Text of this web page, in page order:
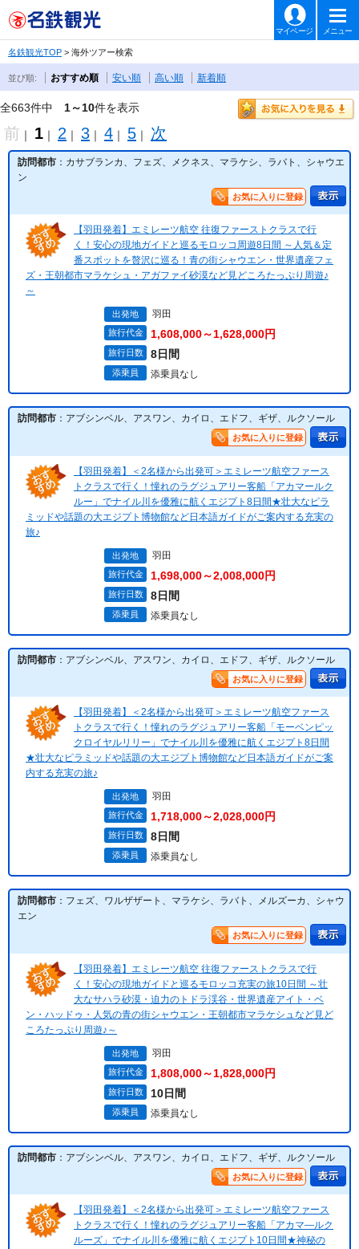
マイページ メニュー
名鉄観光TOP > 海外ツアー検索
並び順: おすすめ順 安い順 高い順 新着順
全663件中 1～10件を表示
前 ｜ 1 ｜ 2 ｜ 3 ｜ 4 ｜ 5 ｜ 次
訪問都市 ：カサブランカ、フェズ、メクネス、マラケシ、ラバト、シャウエ
ン
お気に入りに登録
【羽田発着】エミレーツ航空 往復ファーストクラスで行
く！安心の現地ガイドと巡るモロッコ周遊8日間 ～人気＆定
番スポットを贅沢に巡る！青の街シャウエン・世界遺産フェ
ズ・王朝都市マラケシュ・アガファイ砂漠など見どころたっぷり周遊♪
～
出発地 羽田
旅行代金 1,608,000～1,628,000円
旅行日数 8日間
添乗員 添乗員なし
訪問都市 ：アブシンベル、アスワン、カイロ、エドフ、ギザ、ルクソール
お気に入りに登録
【羽田発着】＜2名様から出発可＞エミレーツ航空ファース
トクラスで行く！憧れのラグジュアリー客船「アカマールク
ルー」でナイル川を優雅に航くエジプト8日間★壮大なピラ
ミッドや話題の大エジプト博物館など日本語ガイドがご案内する充実の
旅♪
出発地 羽田
旅行代金 1,698,000～2,008,000円
旅行日数 8日間
添乗員 添乗員なし
訪問都市 ：アブシンベル、アスワン、カイロ、エドフ、ギザ、ルクソール
お気に入りに登録
【羽田発着】＜2名様から出発可＞エミレーツ航空ファース
トクラスで行く！憧れのラグジュアリー客船「モーベンピッ
クロイヤルリリー」でナイル川を優雅に航くエジプト8日間
★壮大なピラミッドや話題の大エジプト博物館など日本語ガイドがご案
内する充実の旅♪
出発地 羽田
旅行代金 1,718,000～2,028,000円
旅行日数 8日間
添乗員 添乗員なし
訪問都市 ：フェズ、ワルザザート、マラケシ、ラバト、メルズーカ、シャウ
エン
お気に入りに登録
【羽田発着】エミレーツ航空 往復ファーストクラスで行
く！安心の現地ガイドと巡るモロッコ充実の旅10日間 ～壮
大なサハラ砂漠・迫力のトドラ渓谷・世界遺産アイト・ベ
ン・ハッドゥ・人気の青の街シャウエン・王朝都市マラケシュなど見ど
ころたっぷり周遊♪～
出発地 羽田
旅行代金 1,808,000～1,828,000円
旅行日数 10日間
添乗員 添乗員なし
訪問都市 ：アブシンベル、アスワン、カイロ、エドフ、ギザ、ルクソール
お気に入りに登録
【羽田発着】＜2名様から出発可＞エミレーツ航空ファース
トクラスで行く！憧れのラグジュアリー客船「アカマ―ルク
ルーズ」でナイル川を優雅に航くエジプト10日間★神秘の